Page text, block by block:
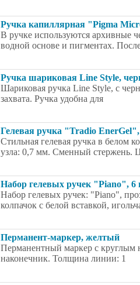
Ручка капиллярная "Pigma
В ручке используются архивные
водной основе и пигментах.
Ручка шариковая Line Style,
Шариковая ручка Line Style, с
захвата. Ручка удобна для
Гелевая ручка "Tradio
Стильная гелевая ручка в белом
узла: 0,7 мм. Сменный стержень.
Набор гелевых ручек "Piano", 6
Набор гелевых ручек: "Piano",
колпачок с белой вставкой,
Перманент-маркер, желтый
Перманентный маркер с круглым
наконечник. Толщина линии: 1